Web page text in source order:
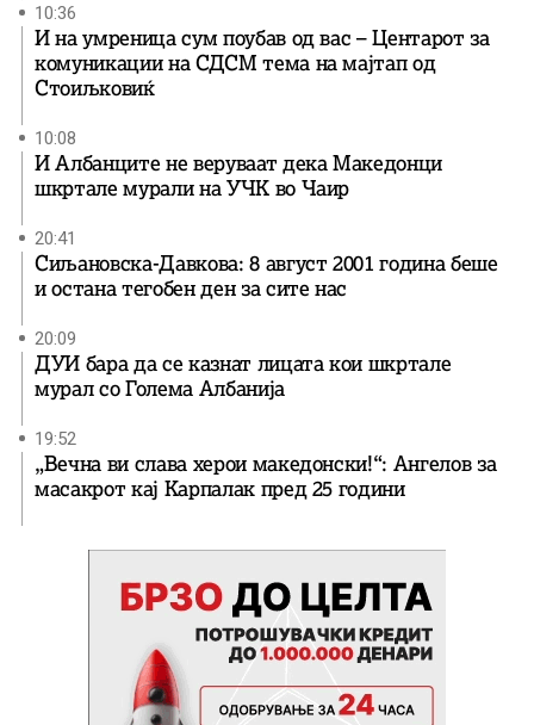
10:36
И на умреница сум поубав од вас – Центарот за
комуникации на СДСМ тема на мајтап од
Стоиљковиќ
10:08
И Албанците не веруваат дека Македонци
шкртале мурали на УЧК во Чаир
20:41
Сиљановска-Давкова: 8 август 2001 година беше
и остана тегобен ден за сите нас
20:09
ДУИ бара да се казнат лицата кои шкртале
мурал со Голема Албанија
19:52
„Вечна ви слава херои македонски!“: Ангелов за
масакрот кај Карпалак пред 25 години